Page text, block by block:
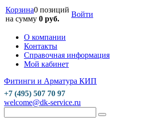
Корзина0 позиций
на сумму 0 руб.
Войти
О компании
Контакты
Справочная информация
Мой кабинет
Фитинги и Арматура КИП
+7 (495) 507 70 97
welcome@dk-service.ru